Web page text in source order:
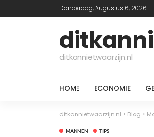
Donderdag, Augustus 6, 2026
ditkannietwaarzijn.nl
HOME ECONOMIE
ditkannietwaarzijn.nl > Blog >
MANNEN TIPS